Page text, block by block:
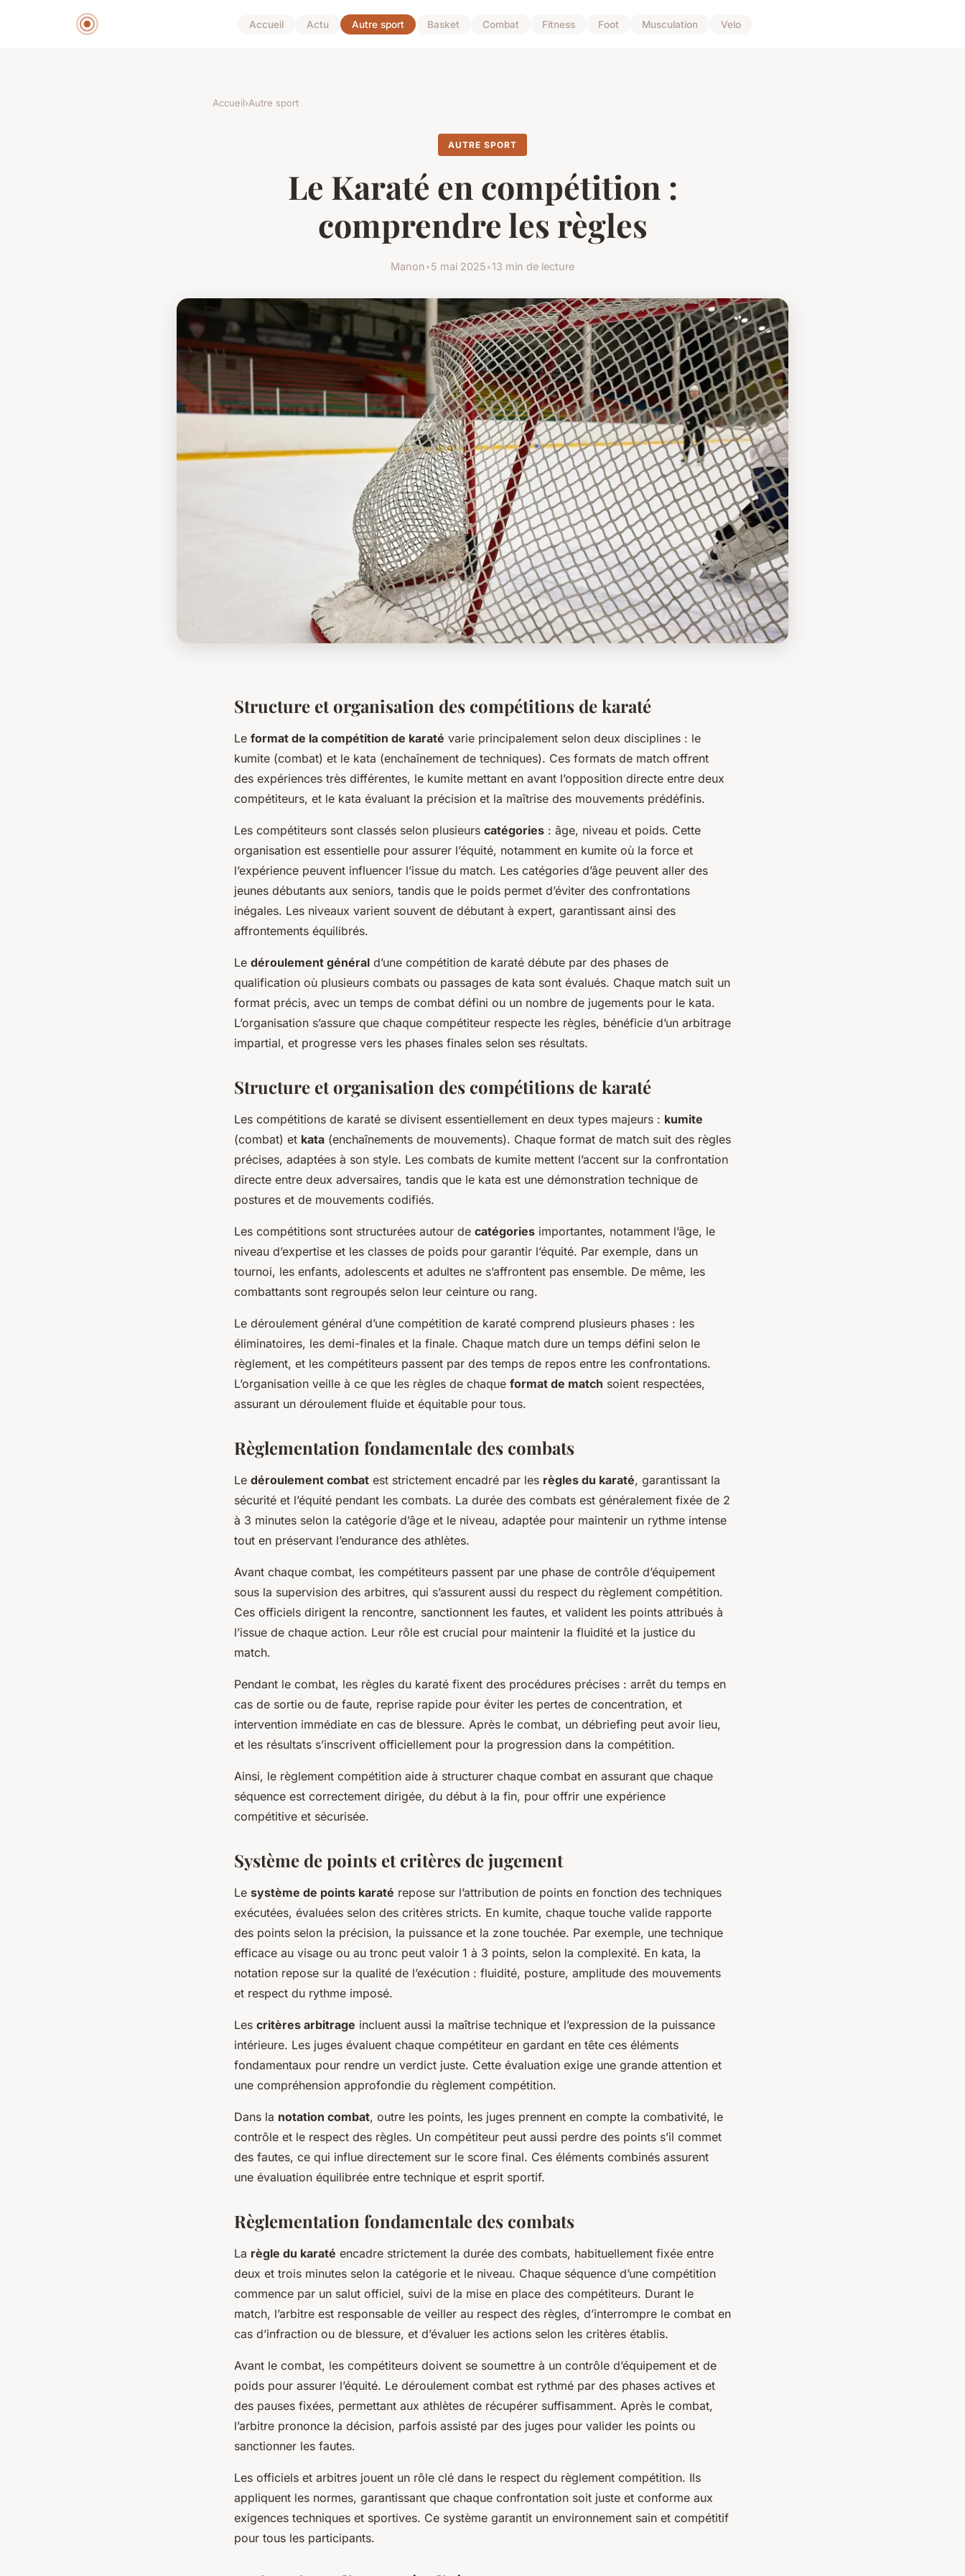
Accueil Actu Autre sport Basket Combat Fitness Foot Musculation Velo
Accueil›Autre sport
AUTRE SPORT
Le Karaté en compétition :
comprendre les règles
Manon•5 mai 2025•13 min de lecture
Structure et organisation des compétitions de karaté
Le format de la compétition de karaté varie principalement selon deux disciplines : le
kumite (combat) et le kata (enchaînement de techniques). Ces formats de match offrent
des expériences très différentes, le kumite mettant en avant l’opposition directe entre deux
compétiteurs, et le kata évaluant la précision et la maîtrise des mouvements prédéfinis.
Les compétiteurs sont classés selon plusieurs catégories : âge, niveau et poids. Cette
organisation est essentielle pour assurer l’équité, notamment en kumite où la force et
l’expérience peuvent influencer l’issue du match. Les catégories d’âge peuvent aller des
jeunes débutants aux seniors, tandis que le poids permet d’éviter des confrontations
inégales. Les niveaux varient souvent de débutant à expert, garantissant ainsi des
affrontements équilibrés.
Le déroulement général d’une compétition de karaté débute par des phases de
qualification où plusieurs combats ou passages de kata sont évalués. Chaque match suit un
format précis, avec un temps de combat défini ou un nombre de jugements pour le kata.
L’organisation s’assure que chaque compétiteur respecte les règles, bénéficie d’un arbitrage
impartial, et progresse vers les phases finales selon ses résultats.
Structure et organisation des compétitions de karaté
Les compétitions de karaté se divisent essentiellement en deux types majeurs : kumite
(combat) et kata (enchaînements de mouvements). Chaque format de match suit des règles
précises, adaptées à son style. Les combats de kumite mettent l’accent sur la confrontation
directe entre deux adversaires, tandis que le kata est une démonstration technique de
postures et de mouvements codifiés.
Les compétitions sont structurées autour de catégories importantes, notamment l’âge, le
niveau d’expertise et les classes de poids pour garantir l’équité. Par exemple, dans un
tournoi, les enfants, adolescents et adultes ne s’affrontent pas ensemble. De même, les
combattants sont regroupés selon leur ceinture ou rang.
Le déroulement général d’une compétition de karaté comprend plusieurs phases : les
éliminatoires, les demi-finales et la finale. Chaque match dure un temps défini selon le
règlement, et les compétiteurs passent par des temps de repos entre les confrontations.
L’organisation veille à ce que les règles de chaque format de match soient respectées,
assurant un déroulement fluide et équitable pour tous.
Règlementation fondamentale des combats
Le déroulement combat est strictement encadré par les règles du karaté, garantissant la
sécurité et l’équité pendant les combats. La durée des combats est généralement fixée de 2
à 3 minutes selon la catégorie d’âge et le niveau, adaptée pour maintenir un rythme intense
tout en préservant l’endurance des athlètes.
Avant chaque combat, les compétiteurs passent par une phase de contrôle d’équipement
sous la supervision des arbitres, qui s’assurent aussi du respect du règlement compétition.
Ces officiels dirigent la rencontre, sanctionnent les fautes, et valident les points attribués à
l’issue de chaque action. Leur rôle est crucial pour maintenir la fluidité et la justice du
match.
Pendant le combat, les règles du karaté fixent des procédures précises : arrêt du temps en
cas de sortie ou de faute, reprise rapide pour éviter les pertes de concentration, et
intervention immédiate en cas de blessure. Après le combat, un débriefing peut avoir lieu,
et les résultats s’inscrivent officiellement pour la progression dans la compétition.
Ainsi, le règlement compétition aide à structurer chaque combat en assurant que chaque
séquence est correctement dirigée, du début à la fin, pour offrir une expérience
compétitive et sécurisée.
Système de points et critères de jugement
Le système de points karaté repose sur l’attribution de points en fonction des techniques
exécutées, évaluées selon des critères stricts. En kumite, chaque touche valide rapporte
des points selon la précision, la puissance et la zone touchée. Par exemple, une technique
efficace au visage ou au tronc peut valoir 1 à 3 points, selon la complexité. En kata, la
notation repose sur la qualité de l’exécution : fluidité, posture, amplitude des mouvements
et respect du rythme imposé.
Les critères arbitrage incluent aussi la maîtrise technique et l’expression de la puissance
intérieure. Les juges évaluent chaque compétiteur en gardant en tête ces éléments
fondamentaux pour rendre un verdict juste. Cette évaluation exige une grande attention et
une compréhension approfondie du règlement compétition.
Dans la notation combat, outre les points, les juges prennent en compte la combativité, le
contrôle et le respect des règles. Un compétiteur peut aussi perdre des points s’il commet
des fautes, ce qui influe directement sur le score final. Ces éléments combinés assurent
une évaluation équilibrée entre technique et esprit sportif.
Règlementation fondamentale des combats
La règle du karaté encadre strictement la durée des combats, habituellement fixée entre
deux et trois minutes selon la catégorie et le niveau. Chaque séquence d’une compétition
commence par un salut officiel, suivi de la mise en place des compétiteurs. Durant le
match, l’arbitre est responsable de veiller au respect des règles, d’interrompre le combat en
cas d’infraction ou de blessure, et d’évaluer les actions selon les critères établis.
Avant le combat, les compétiteurs doivent se soumettre à un contrôle d’équipement et de
poids pour assurer l’équité. Le déroulement combat est rythmé par des phases actives et
des pauses fixées, permettant aux athlètes de récupérer suffisamment. Après le combat,
l’arbitre prononce la décision, parfois assisté par des juges pour valider les points ou
sanctionner les fautes.
Les officiels et arbitres jouent un rôle clé dans le respect du règlement compétition. Ils
appliquent les normes, garantissant que chaque confrontation soit juste et conforme aux
exigences techniques et sportives. Ce système garantit un environnement sain et compétitif
pour tous les participants.